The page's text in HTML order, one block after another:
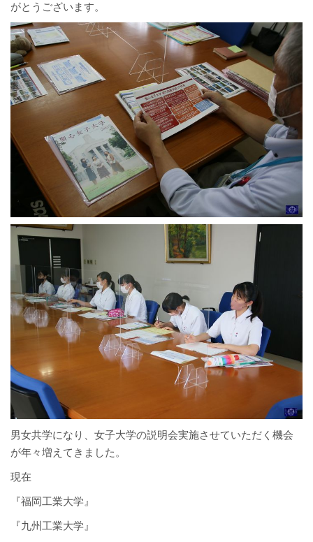
がとうございます。
男女共学になり、女子大学の説明会実施させていただく機会
が年々増えてきました。
現在
『福岡工業大学』
『九州工業大学』